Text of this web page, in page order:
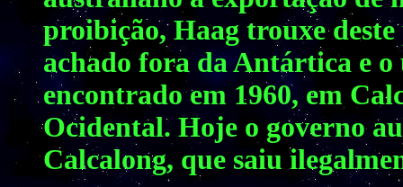
proibição, Haag trouxe
achado fora da Antártica e
encontrado em 1960, em
Ocidental. Hoje o governo
Calcalong, que saiu